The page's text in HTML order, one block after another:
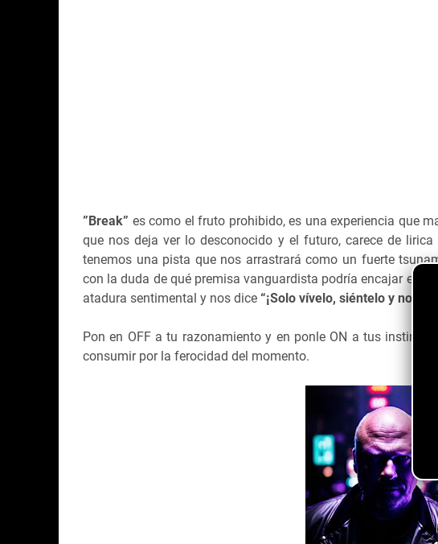
”Break” es como el fruto prohibido, es una experiencia que
que nos deja ver lo desconocido y el futuro, carece de
tenemos una pista que nos arrastrará como un fuerte
con la duda de qué premisa vanguardista podría encajar en
atadura sentimental y nos dice “¡Solo vívelo, siéntelo y no lo
Pon en OFF a tu razonamiento y en ponle ON a tus
consumir por la ferocidad del momento.